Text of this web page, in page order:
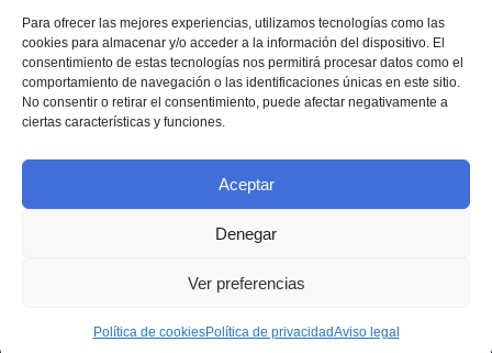
Para ofrecer las mejores experiencias, utilizamos tecnologías como las
cookies para almacenar y/o acceder a la información del dispositivo. El
consentimiento de estas tecnologías nos permitirá procesar datos como el
comportamiento de navegación o las identificaciones únicas en este sitio.
No consentir o retirar el consentimiento, puede afectar negativamente a
ciertas características y funciones.
Aceptar
Denegar
Ver preferencias
Política de cookiesPolítica de privacidadAviso legal
08860 Castelldefels (Barcelona)
Tel.:+34 93 280 2088
Fax:+34 93 280 6395
E-mail:ieec@ieec.cat
Aviso legal